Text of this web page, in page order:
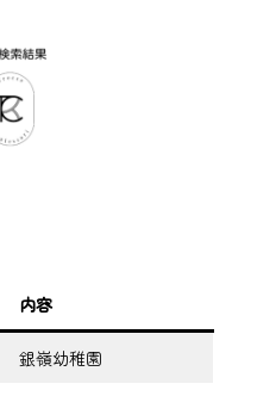
内容
銀嶺幼稚園